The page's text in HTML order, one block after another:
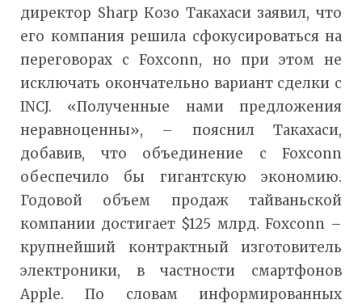
директор Sharp Козо Такахаси заявил, что
его компания решила сфокусироваться на
переговорах с Foxconn, но при этом не
исключать окончательно вариант сделки с
INCJ. «Полученные нами предложения
неравноценны», – пояснил Такахаси,
добавив, что объединение с Foxconn
обеспечило бы гигантскую экономию.
Годовой объем продаж тайваньской
компании достигает $125 млрд. Foxconn –
крупнейший контрактный изготовитель
электроники, в частности смартфонов
Apple. По словам информированных